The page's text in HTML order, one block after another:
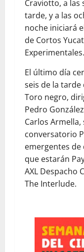
Craviotto, a las
tarde, y a las
noche iniciará
de Cortos
Experimentales.
El último día
seis de la tarde
Toro negro,
Pedro
Carlos
conversatorio
emergentes de
que estarán
AXL Despacho
The Interlude.